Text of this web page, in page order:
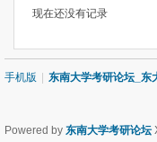
现在还没有记录
手机版 东南大学考研论坛_东
Powered by 东南大学考研论坛